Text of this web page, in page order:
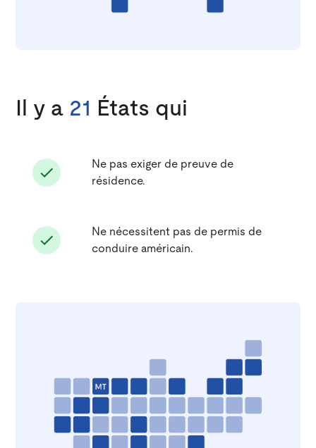
Il y a 21 États qui
Ne pas exiger de preuve de
résidence.
Ne nécessitent pas de permis de
conduire américain.